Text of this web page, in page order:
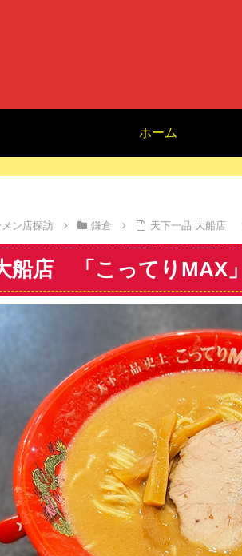
ホーム
ン店探訪 鎌倉 天下一品 大船店
船店 「こってりMAX」